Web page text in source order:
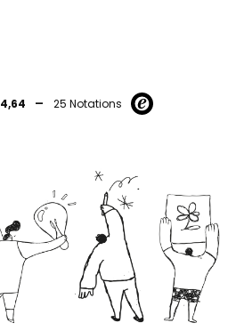
4,64 - 25 Notations